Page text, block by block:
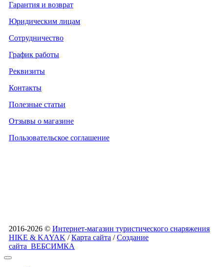
Гарантия и возврат
Юридическим лицам
Сотрудничество
График работы
Реквизиты
Контакты
Полезные статьи
Отзывы о магазине
Пользовательское соглашение
2016-2026 © Интернет-магазин туристического снаряжения
HIKE & KAYAK /Карта сайта /Создание
сайта ВЕБСИМКА